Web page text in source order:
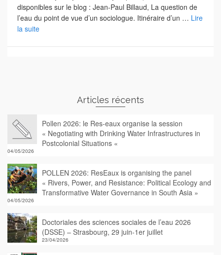
disponibles sur le blog : Jean-Paul Billaud, La question de
l’eau du point de vue d’un sociologue. Itinéraire d’un … Lire
la suite
Articles récents
Pollen 2026: le Res-eaux organise la session
« Negotiating with Drinking Water Infrastructures in
Postcolonial Situations «
04/05/2026
POLLEN 2026: ResEaux is organising the panel
« Rivers, Power, and Resistance: Political Ecology and
Transformative Water Governance in South Asia »
04/05/2026
Doctoriales des sciences sociales de l’eau 2026
(DSSE) – Strasbourg, 29 juin-1er juillet
23/04/2026